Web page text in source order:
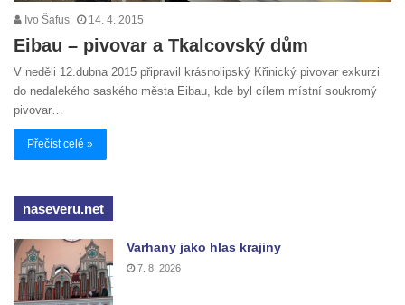
Ivo Šafus 14. 4. 2015
Eibau – pivovar a Tkalcovský dům
V neděli 12.dubna 2015 připravil krásnolipský Křinický pivovar exkurzi
do nedalekého saského města Eibau, kde byl cílem místní soukromý
pivovar…
Přečíst celé »
naseveru.net
Varhany jako hlas krajiny
7. 8. 2026